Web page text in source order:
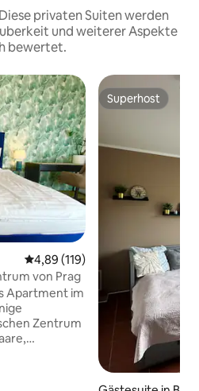
privaten Suiten werden
und weiterer Aspekte
bewertet.
Durchschnittliche Bewertung:
4,89 (119)
von Prag
Apartment im
Zentrum
Superhost
Superhost